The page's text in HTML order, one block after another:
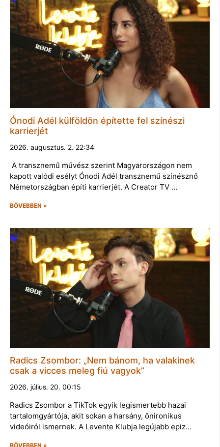
Ónodi Adél külföldön építette fel színészi
karrierjét
2026. augusztus. 2. 22:34
A transznemű művész szerint Magyarországon nem
kapott valódi esélyt Ónodi Adél transznemű színésznő
Németországban építi karrierjét. A Creator TV …
BŐVEBBEN »
Radics Zsombor: „Nem bánom, ha valakinek
csak a vicces meleg fiú vagyok”
2026. július. 20. 00:15
Radics Zsombor a TikTok egyik legismertebb hazai
tartalomgyártója, akit sokan a harsány, önironikus
videóiról ismernek. A Levente Klubja legújabb epiz…
BŐVEBBEN »